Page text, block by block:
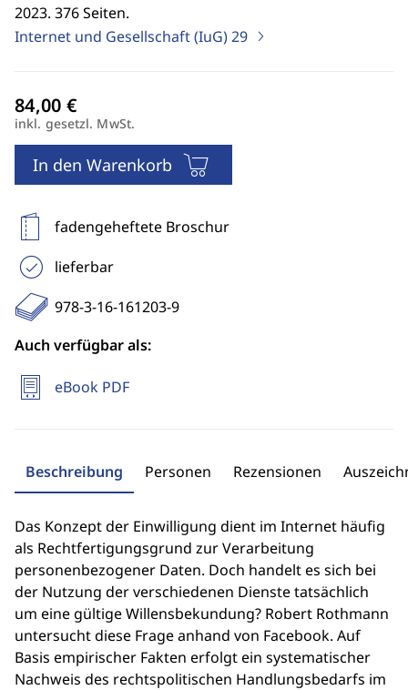
2023. 376 Seiten.
Internet und Gesellschaft (IuG)29
inkl. gesetzl. MwSt.
In den Warenkorb
fadengeheftete Broschur
lieferbar
978-3-16-161203-9
Auch verfügbar als:
eBook PDF
Beschreibung Personen Rezensionen
Das Konzept der Einwilligung dient im Internet häufig
als Rechtfertigungsgrund zur Verarbeitung
personenbezogener Daten. Doch handelt es sich bei
der Nutzung der verschiedenen Dienste tatsächlich
um eine gültige Willensbekundung? Robert Rothmann
untersucht diese Frage anhand von Facebook. Auf
Basis empirischer Fakten erfolgt ein systematischer
Nachweis des rechtspolitischen Handlungsbedarfs im